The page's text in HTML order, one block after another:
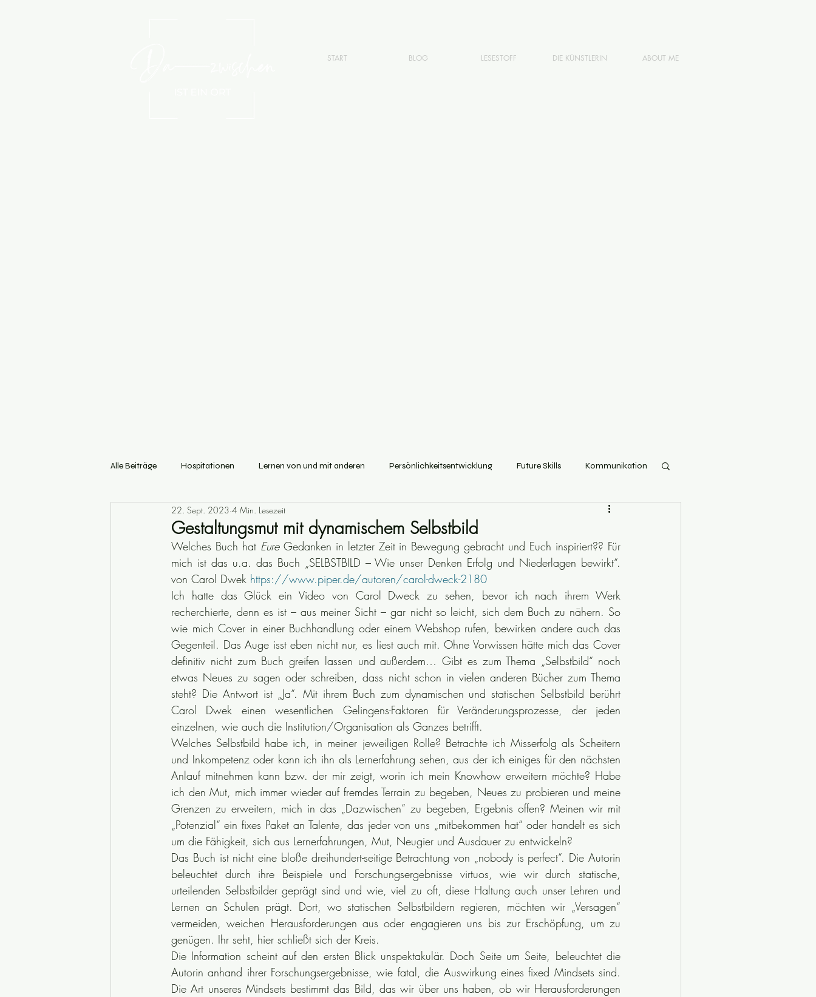
START BLOG LESESTOFF DIE KÜNSTLERIN ABOUT ME
Alle Beiträge Hospitationen Lernen von und mit anderen Persönlichkeitsentwicklung Future Skills Kommunikation
Transformation Teamentwicklung
Gestaltungsmut mit dynamischem Selbstbild
22. Sept. 2023 4 Min. Lesezeit
Welches Buch hat Eure Gedanken in letzter Zeit in Bewegung gebracht und Euch inspiriert?? Für
mich ist das u.a. das Buch „SELBSTBILD – Wie unser Denken Erfolg und Niederlagen bewirkt“.
von Carol Dwek https://www.piper.de/autoren/carol-dweck-2180
Ich hatte das Glück ein Video von Carol Dweck zu sehen, bevor ich nach ihrem Werk
recherchierte, denn es ist – aus meiner Sicht – gar nicht so leicht, sich dem Buch zu nähern. So
wie mich Cover in einer Buchhandlung oder einem Webshop rufen, bewirken andere auch das
Gegenteil. Das Auge isst eben nicht nur, es liest auch mit. Ohne Vorwissen hätte mich das Cover
definitiv nicht zum Buch greifen lassen und außerdem… Gibt es zum Thema „Selbstbild“ noch
etwas Neues zu sagen oder schreiben, dass nicht schon in vielen anderen Bücher zum Thema
steht? Die Antwort ist „Ja“. Mit ihrem Buch zum dynamischen und statischen Selbstbild berührt
Carol Dwek einen wesentlichen Gelingens-Faktoren für Veränderungsprozesse, der jeden
einzelnen, wie auch die Institution/Organisation als Ganzes betrifft.
Welches Selbstbild habe ich, in meiner jeweiligen Rolle? Betrachte ich Misserfolg als Scheitern
und Inkompetenz oder kann ich ihn als Lernerfahrung sehen, aus der ich einiges für den nächsten
Anlauf mitnehmen kann bzw. der mir zeigt, worin ich mein Knowhow erweitern möchte? Habe
ich den Mut, mich immer wieder auf fremdes Terrain zu begeben, Neues zu probieren und meine
Grenzen zu erweitern, mich in das „Dazwischen“ zu begeben, Ergebnis offen? Meinen wir mit
„Potenzial“ ein fixes Paket an Talente, das jeder von uns „mitbekommen hat“ oder handelt es sich
um die Fähigkeit, sich aus Lernerfahrungen, Mut, Neugier und Ausdauer zu entwickeln?
Das Buch ist nicht eine bloße dreihundert-seitige Betrachtung von „nobody is perfect“. Die Autorin
beleuchtet durch ihre Beispiele und Forschungsergebnisse virtuos, wie wir durch statische,
urteilenden Selbstbilder geprägt sind und wie, viel zu oft, diese Haltung auch unser Lehren und
Lernen an Schulen prägt. Dort, wo statischen Selbstbildern regieren, möchten wir „Versagen“
vermeiden, weichen Herausforderungen aus oder engagieren uns bis zur Erschöpfung, um zu
genügen. Ihr seht, hier schließt sich der Kreis.
Die Information scheint auf den ersten Blick unspektakulär. Doch Seite um Seite, beleuchtet die
Autorin anhand ihrer Forschungsergebnisse, wie fatal, die Auswirkung eines fixed Mindsets sind.
Die Art unseres Mindsets bestimmt das Bild, das wir über uns haben, ob wir Herausforderungen